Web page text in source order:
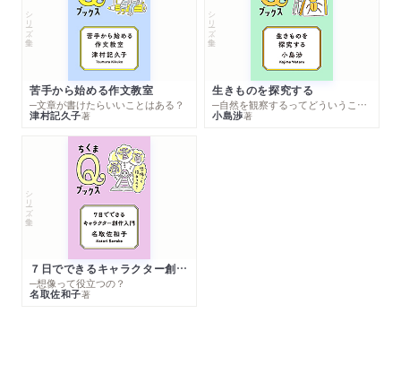
シリーズ・全集
苦手から始める作文教室
─文章が書けたらいいことはある？
津村記久子著
シリーズ・全集
生きものを探究する
─自然を観察するってどういうこと？
小島渉著
シリーズ・全集
７日でできるキャラクター創作入門
─想像って役立つの？
名取佐和子著